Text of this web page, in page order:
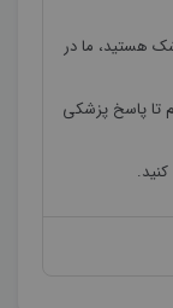
هستید، ما در
تا پاسخ پزشکی